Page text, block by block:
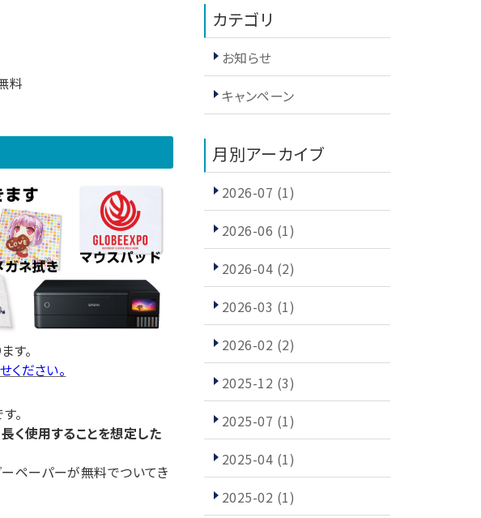
料
す。
ださい。
。
く使用することを想定した
ペーパーが無料でついてき
カテゴリ
お知らせ
キャンペーン
月別アーカイブ
2026-07 (1)
2026-06 (1)
2026-04 (2)
2026-03 (1)
2026-02 (2)
2025-12 (3)
2025-07 (1)
2025-04 (1)
2025-02 (1)